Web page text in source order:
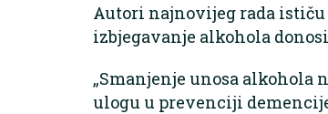
Autori najnovijeg rada
izbjegavanje alkohola
„Smanjenje unosa
ulogu u prevenciji